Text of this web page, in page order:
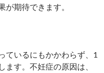
が期待できます。
ているにもかかわらず、1
す。不妊症の原因は、